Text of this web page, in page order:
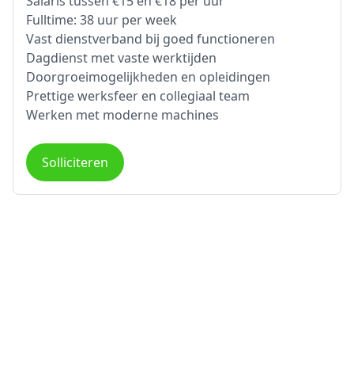
Fulltime: 38 uur per week
Vast dienstverband bij goed functioneren
Dagdienst met vaste werktijden
Doorgroeimogelijkheden en opleidingen
Prettige werksfeer en collegiaal team
Werken met moderne machines
Solliciteren